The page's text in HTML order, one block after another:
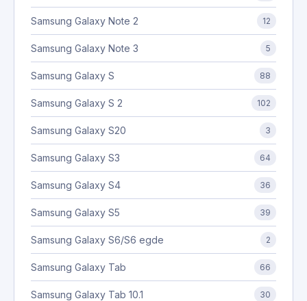
Samsung Galaxy Note 2 12
Samsung Galaxy Note 3 5
Samsung Galaxy S 88
Samsung Galaxy S 2 102
Samsung Galaxy S20 3
Samsung Galaxy S3 64
Samsung Galaxy S4 36
Samsung Galaxy S5 39
Samsung Galaxy S6/S6 egde 2
Samsung Galaxy Tab 66
Samsung Galaxy Tab 10.1 30